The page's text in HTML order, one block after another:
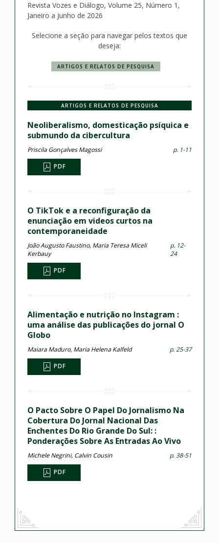
Revista Vozes e Diálogo, Volume 25, Número 1,
Janeiro a Junho de 2026
Selecione a seção para navegar pelos textos que
deseja:
ARTIGOS E RELATOS DE PESQUISA
ARTIGOS E RELATOS DE PESQUISA
Neoliberalismo, domesticação psíquica e
submundo da cibercultura
Priscila Gonçalves Magossi p. 1-11
PDF
O TikTok e a reconfiguração da
enunciação em videos curtos na
contemporaneidade
João Augusto Faustino, Maria Teresa Miceli
Kerbauy
p. 12-
24
PDF
Alimentação e nutrição no Instagram :
uma análise das publicações do jornal O
Globo
Maiara Maduro, Maria Helena Kalfeld p. 25-37
PDF
O Pacto Sobre O Papel Do Jornalismo Na
Cobertura Do Jornal Nacional Das
Enchentes Do Rio Grande Do Sul: :
Ponderações Sobre As Entradas Ao Vivo
Michele Negrini, Calvin Cousin p. 38-51
PDF